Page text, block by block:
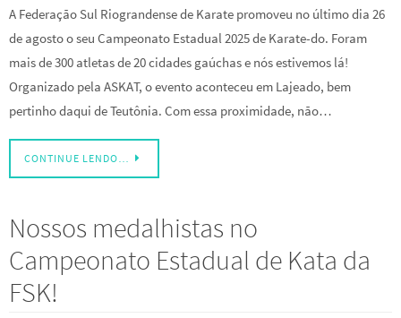
A Federação Sul Riograndense de Karate promoveu no último dia 26
de agosto o seu Campeonato Estadual 2025 de Karate-do. Foram
mais de 300 atletas de 20 cidades gaúchas e nós estivemos lá!
Organizado pela ASKAT, o evento aconteceu em Lajeado, bem
pertinho daqui de Teutônia. Com essa proximidade, não…
CONTINUE LENDO…
Nossos medalhistas no
Campeonato Estadual de Kata da
FSK!